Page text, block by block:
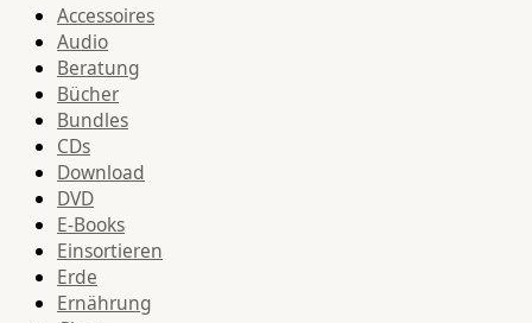
Accessoires
Audio
Beratung
Bücher
Bundles
CDs
Download
DVD
E-Books
Einsortieren
Erde
Ernährung